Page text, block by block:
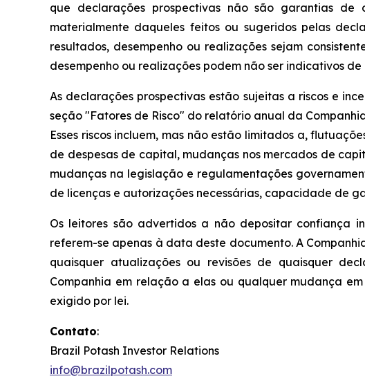
que declarações prospectivas não são garantias de
materialmente daqueles feitos ou sugeridos pelas
resultados, desempenho ou realizações sejam
desempenho ou realizações podem não ser indicativos
As declarações prospectivas estão sujeitas a riscos e
seção "Fatores de Risco" do relatório anual da
Esses riscos incluem, mas não estão limitados a,
de despesas de capital, mudanças nos mercados de
mudanças na legislação e regulamentações
de licenças e autorizações necessárias, capacidade de
Os leitores são advertidos a não depositar confiança
referem-se apenas à data deste documento. A
quaisquer atualizações ou revisões de quaisquer
Companhia em relação a elas ou qualquer mudança
exigido por lei.
Contato:
Brazil Potash Investor Relations
info@brazilpotash.com